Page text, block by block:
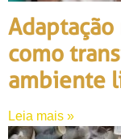
como
ambiente
Leia mais »